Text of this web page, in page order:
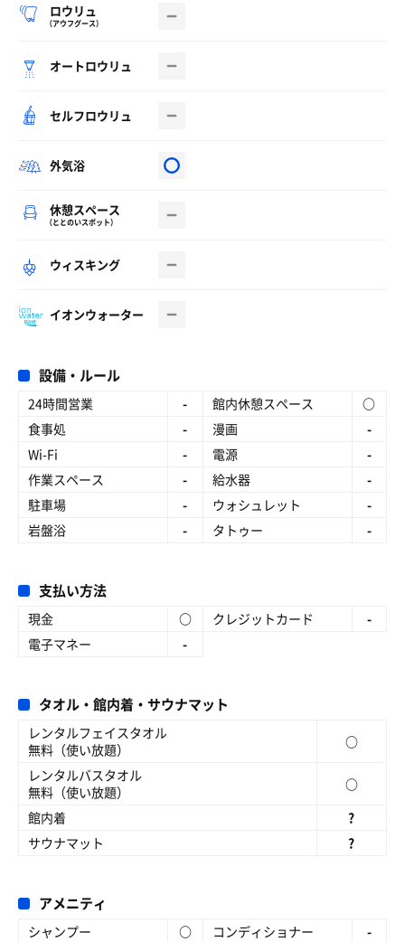
ロウリュ
（アウフグース）
オートロウリュ
セルフロウリュ
外気浴
休憩スペース
（ととのいスポット）
ウィスキング
イオンウォーター
設備・ルール
24時間営業 - 館内休憩スペース
○
食事処
- 漫画
-
Wi-Fi
- 電源
-
作業スペース
- 給水器
-
駐車場
- ウォシュレット
-
岩盤浴
- タトゥー -
支払い方法
現金 ○ クレジットカード
-
電子マネー
-
タオル・館内着・サウナマット
レンタルフェイスタオル
無料（使い放題）
○
レンタルバスタオル
無料（使い放題）
○
館内着
?
サウナマット
?
アメニティ
シャンプー ○ コンディショナー
-